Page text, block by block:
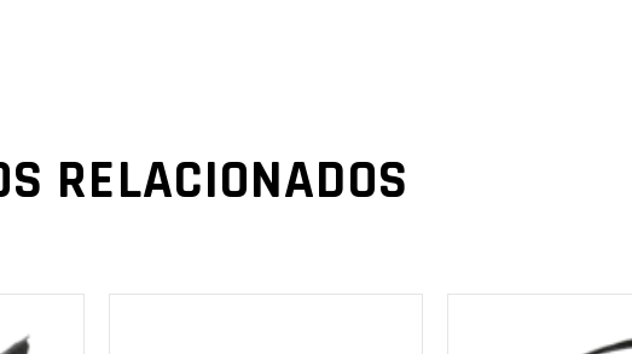
RELACIONADOS